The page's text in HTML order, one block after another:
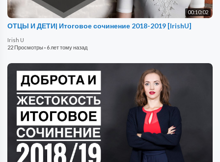
00:10:02
ОТЦЫ И ДЕТИ| Итоговое сочинение 2018-2019 [IrishU]
Irish U
22 Просмотры· 6 лет тому назад